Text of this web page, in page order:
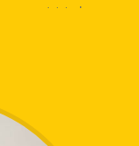
magistrirala
na temu
radova iz